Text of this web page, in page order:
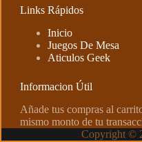
Links Rápidos
Inicio
Juegos De Mesa
Aticulos Geek
Informacion Útil
Añade tus compras al
mismo monto de tu
Copyright ©